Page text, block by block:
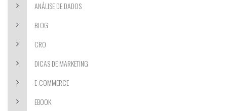
ANÁLISE DE DADOS
BLOG
CRO
DICAS DE MARKETING
E-COMMERCE
EBOOK